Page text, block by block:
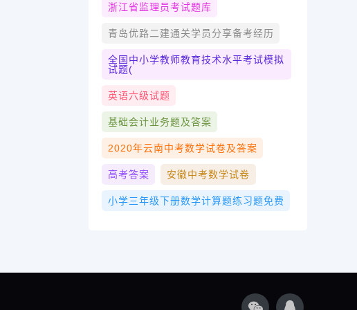
浙江省监理员考试题库
青岛优路二建通关学员分享备考经历
全国中小学教师教育技术水平考试模拟
试题(
英语六级试题
基础会计业务题及答案
2020年云南中考数学试卷及答案
高考答案 安徽中考数学试卷
小学三年级下册数学计算题练习题免费